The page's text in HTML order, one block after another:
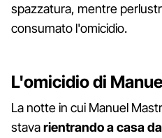
spazzatura, mentre
consumato l'omicidio.
L'omicidio di
La notte in cui Manuel
stavarientrando a casa